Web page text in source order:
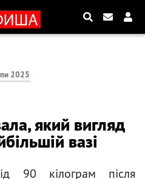
2025
який вигляд
вазі
90 кілограм після